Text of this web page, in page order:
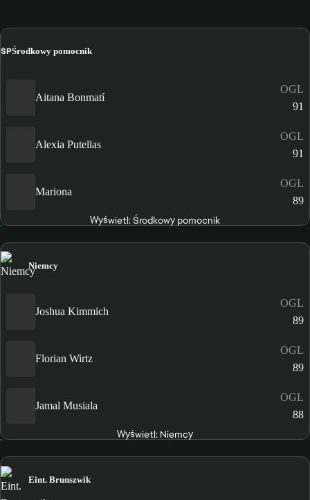
ŚPŚrodkowy pomocnik
Aitana Bonmatí
OGL
91
Alexia Putellas
OGL
91
Mariona
OGL
89
Wyświetl: Środkowy pomocnik
Niemcy
Joshua Kimmich
OGL
89
Florian Wirtz
OGL
89
Jamal Musiala
OGL
88
Wyświetl: Niemcy
Eint. Brunszwik